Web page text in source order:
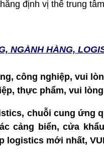
định vị thế trung
NGÀNH HÀNG,
công nghiệp, vui
thực phẩm, vui lòng
chuỗi cung ứng
cảng biển, cửa
logistics mới nhất,